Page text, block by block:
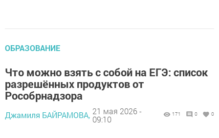
ОБРАЗОВАНИЕ
Что можно взять с собой на ЕГЭ: список
разрешённых продуктов от
Рособрнадзора
Джамиля БАЙРАМОВА, 21 мая 2026 -
09:10
171 0 0